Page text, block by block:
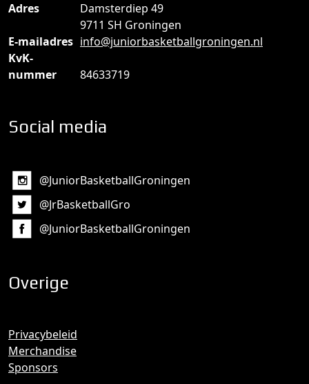
Adres
Damsterdiep 49
9711 SH Groningen
E-mailadres info@juniorbasketballgroningen.nl
KvK-
nummer
84633719
Social media
@JuniorBasketballGroningen
@JrBasketballGro
@JuniorBasketballGroningen
Overige
Privacybeleid
Merchandise
Sponsors